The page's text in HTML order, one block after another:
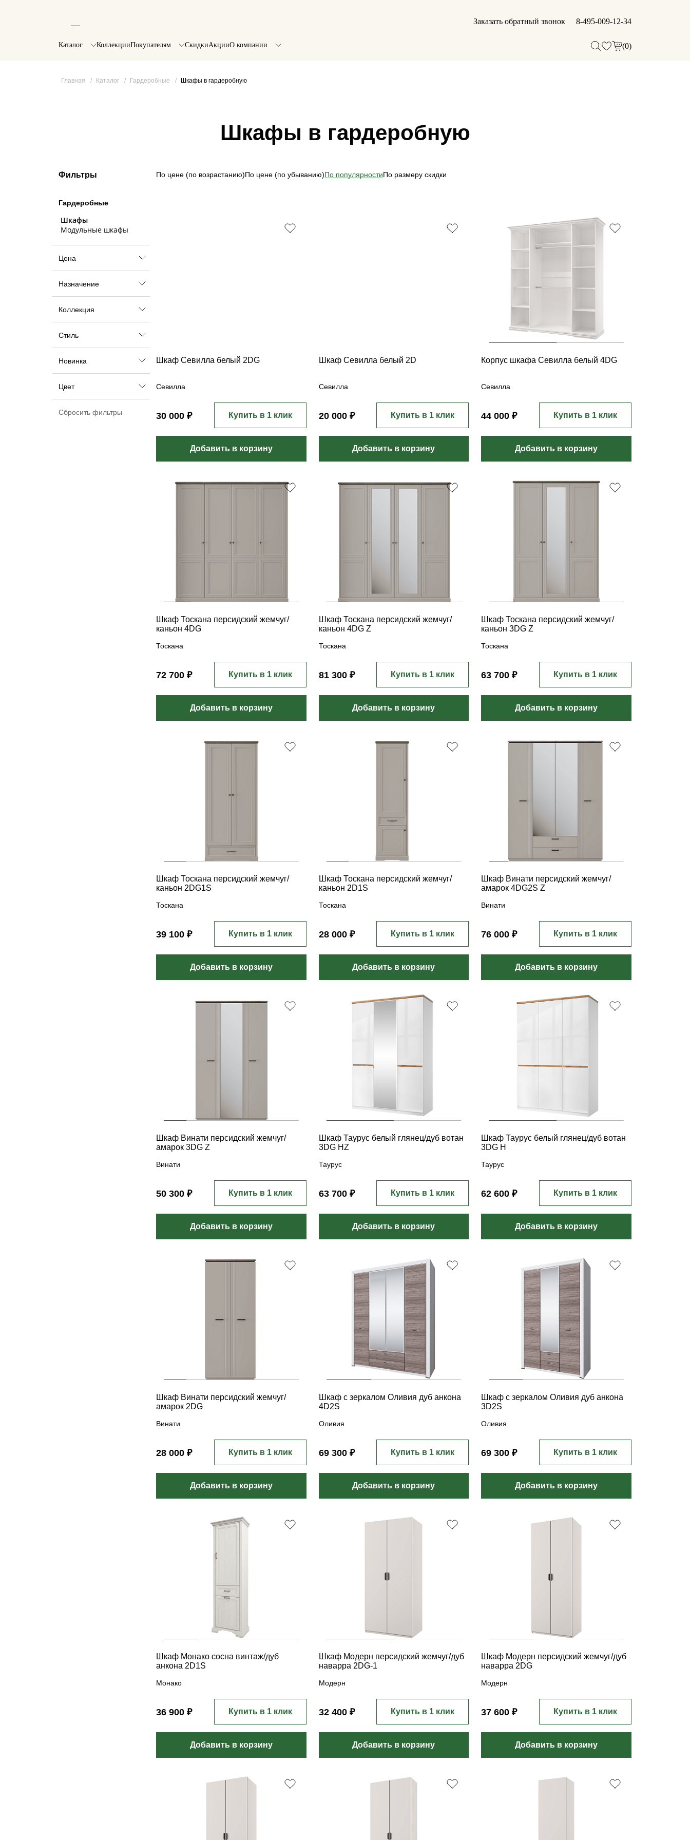
Заказать обратный звонок 8-495-009-12-34
Каталог КоллекцииПокупателям СкидкиАкцииО компании (0)
Главная / Каталог / Гардеробные / Шкафы в гардеробную
Шкафы в гардеробную
Фильтры
Гардеробные
Шкафы
Модульные шкафы
Цена
Назначение
Коллекция
Стиль
Новинка
Цвет
По цене (по возрастанию)По цене (по убыванию)По популярностиПо размеру скидки
Шкаф Севилла белый 2DG
Севилла
30 000 ₽ Купить в 1 клик
Добавить в корзину
Шкаф Севилла белый 2D
Севилла
20 000 ₽ Купить в 1 клик
Добавить в корзину
Корпус шкафа Севилла белый 4DG
Севилла
44 000 ₽ Купить в 1 клик
Добавить в корзину
Шкаф Тоскана персидский жемчуг/
каньон 4DG
Тоскана
72 700 ₽ Купить в 1 клик
Добавить в корзину
Шкаф Тоскана персидский жемчуг/
каньон 4DG Z
Тоскана
81 300 ₽ Купить в 1 клик
Добавить в корзину
Шкаф Тоскана персидский жемчуг/
каньон 3DG Z
Тоскана
63 700 ₽ Купить в 1 клик
Добавить в корзину
Шкаф Тоскана персидский жемчуг/
каньон 2DG1S
Тоскана
39 100 ₽ Купить в 1 клик
Добавить в корзину
Шкаф Тоскана персидский жемчуг/
каньон 2D1S
Тоскана
28 000 ₽ Купить в 1 клик
Добавить в корзину
Шкаф Винати персидский жемчуг/
амарок 4DG2S Z
Винати
76 000 ₽ Купить в 1 клик
Добавить в корзину
Шкаф Винати персидский жемчуг/
амарок 3DG Z
Винати
50 300 ₽ Купить в 1 клик
Добавить в корзину
Шкаф Таурус белый глянец/дуб вотан
3DG HZ
Таурус
63 700 ₽ Купить в 1 клик
Добавить в корзину
Шкаф Таурус белый глянец/дуб вотан
3DG H
Таурус
62 600 ₽ Купить в 1 клик
Добавить в корзину
Шкаф Винати персидский жемчуг/
амарок 2DG
Винати
28 000 ₽ Купить в 1 клик
Добавить в корзину
Шкаф с зеркалом Оливия дуб анкона
4D2S
Оливия
69 300 ₽ Купить в 1 клик
Добавить в корзину
Шкаф с зеркалом Оливия дуб анкона
3D2S
Оливия
69 300 ₽ Купить в 1 клик
Добавить в корзину
Шкаф Монако сосна винтаж/дуб
анкона 2D1S
Монако
36 900 ₽ Купить в 1 клик
Добавить в корзину
Шкаф Модерн персидский жемчуг/дуб
наварра 2DG-1
Модерн
32 400 ₽ Купить в 1 клик
Добавить в корзину
Шкаф Модерн персидский жемчуг/дуб
наварра 2DG
Модерн
37 600 ₽ Купить в 1 клик
Добавить в корзину